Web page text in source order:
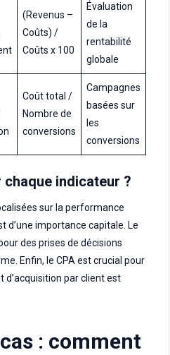
(Revenus –
Coûts) /
Coûts x 100
Évaluation
de la
rentabilité
globale
Coût total /
Nombre de
conversions
Campagnes
basées sur
les
conversions
indicateur ?
sur la performance
d’une importance capitale. Le
des prises de décisions
Enfin, le CPA est crucial pour
d’acquisition par client est
: comment